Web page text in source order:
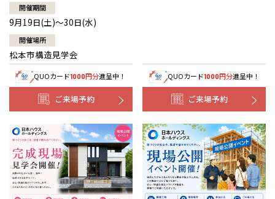
開催期間
9月19日(土)～30日(水)
開催場所
松本市構造見学会
QUOカード1000円分進呈中！
ご来場予約
QUOカード1000円分進呈中！
ご来場予約